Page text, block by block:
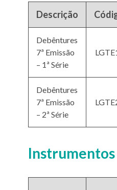
Descrição
Debêntures
7ª Emissão
– 1ª Série
Debêntures
7ª Emissão
– 2ª Série